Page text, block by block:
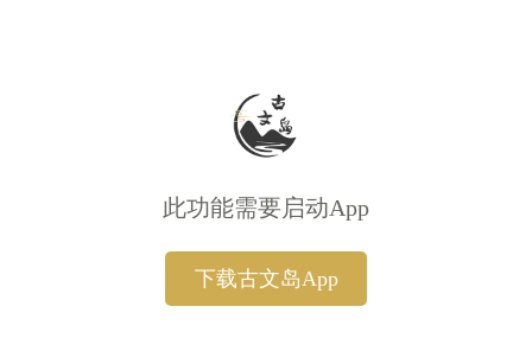
此功能需要启动App
下载古文岛App